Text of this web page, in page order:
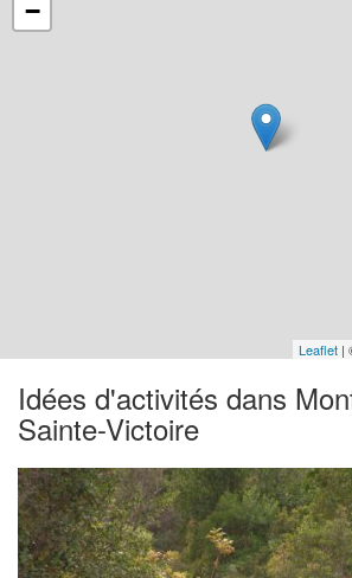
−
Leaflet |
Idées d'activités dans
Sainte-Victoire